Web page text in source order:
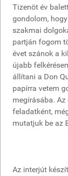
Tizenöt év
gondolom,
szakmai
partján fogom
évet szánok a
újabb
állítani a Don
papírra vetem
megírásába.
feladatként,
mutatjuk be az
Az interjút